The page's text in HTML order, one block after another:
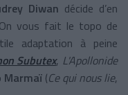
Diwan décide d’en
vous fait le topo de
adaptation à peine
Subutex, L'Apollonide
Marmaï (Ce qui nous lie,